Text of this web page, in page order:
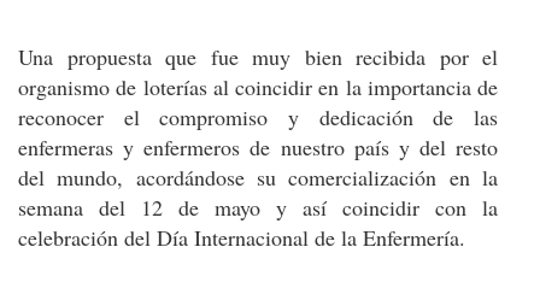
Una propuesta que fue muy bien recibida por el
organismo de loterías al coincidir en la importancia de
reconocer el compromiso y dedicación de las
enfermeras y enfermeros de nuestro país y del resto
del mundo, acordándose su comercialización en la
semana del 12 de mayo y así coincidir con la
celebración del Día Internacional de la Enfermería.